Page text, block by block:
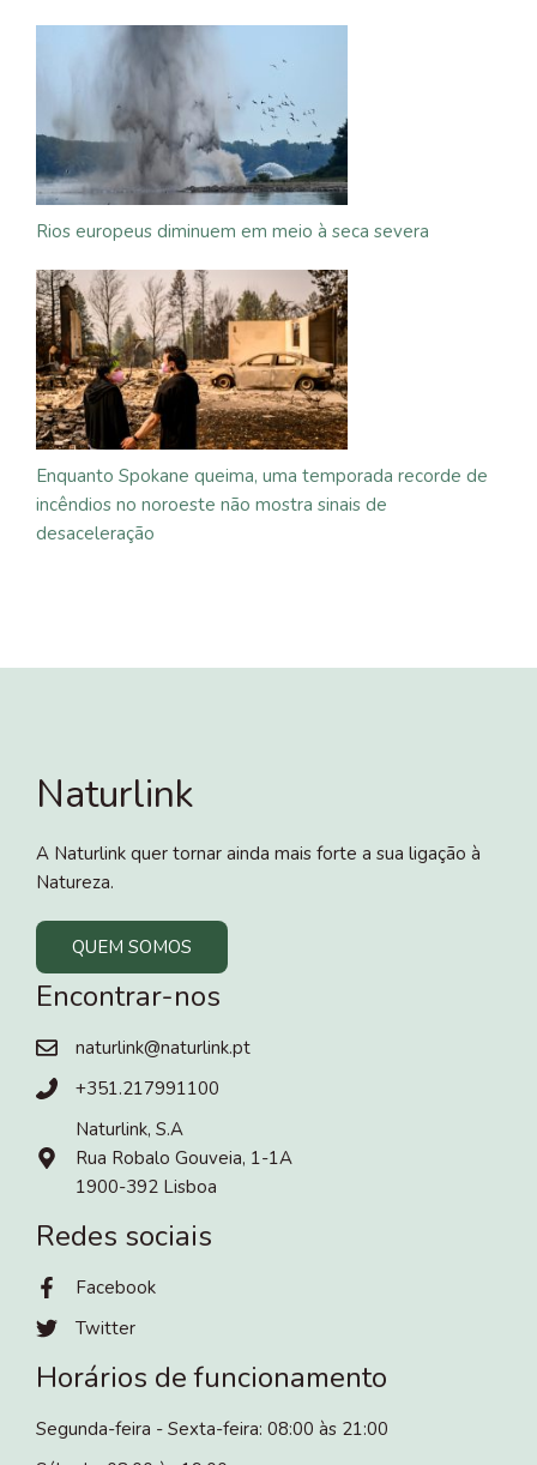
Rios europeus diminuem em meio à seca severa
Enquanto Spokane queima, uma temporada recorde de
incêndios no noroeste não mostra sinais de
desaceleração
Naturlink
A Naturlink quer tornar ainda mais forte a sua ligação à
Natureza.
QUEM SOMOS
Encontrar-nos
naturlink@naturlink.pt
+351.217991100
Naturlink, S.A
Rua Robalo Gouveia, 1-1A
1900-392 Lisboa
Redes sociais
Facebook
Twitter
Horários de funcionamento
Segunda-feira - Sexta-feira: 08:00 às 21:00